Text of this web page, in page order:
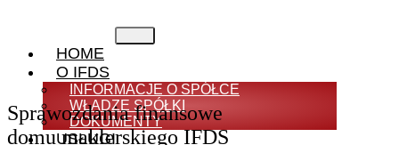
HOME
O IFDS
INFORMACJE O SPÓŁCE
WŁADZE SPÓŁKI
DOKUMENTY
USŁUGI
Sprawozdania finansowe
domu maklerskiego IFDS